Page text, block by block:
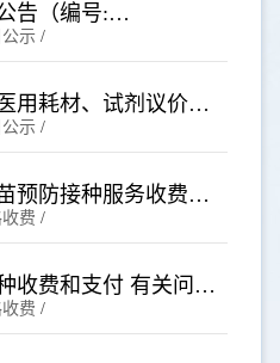
告（编号:
示/
用耗材、试剂议价结
）
示/
预防接种服务收费标
【2021】285号）
费 /
收费和支付 有关问题
费 /